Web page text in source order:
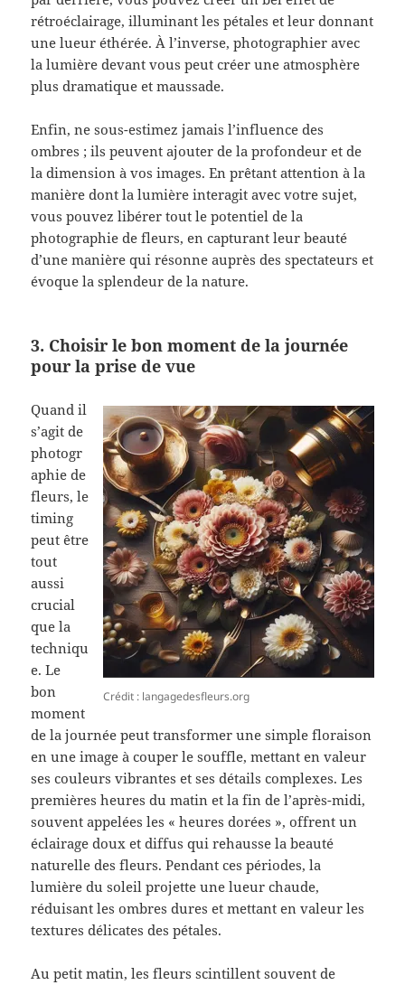
rétroéclairage, illuminant les pétales et leur donnant
une lueur éthérée. À l’inverse, photographier avec
la lumière devant vous peut créer une atmosphère
plus dramatique et maussade.
Enfin, ne sous-estimez jamais l’influence des
ombres ; ils peuvent ajouter de la profondeur et de
la dimension à vos images. En prêtant attention à la
manière dont la lumière interagit avec votre sujet,
vous pouvez libérer tout le potentiel de la
photographie de fleurs, en capturant leur beauté
d’une manière qui résonne auprès des spectateurs et
évoque la splendeur de la nature.
3. Choisir le bon moment de la journée
pour la prise de vue
Crédit : langagedesfleurs.org
Quand il
s’agit de
photogr
aphie de
fleurs, le
timing
peut être
tout
aussi
crucial
que la
techniqu
e. Le
bon
moment
de la journée peut transformer une simple floraison
en une image à couper le souffle, mettant en valeur
ses couleurs vibrantes et ses détails complexes. Les
premières heures du matin et la fin de l’après-midi,
souvent appelées les « heures dorées », offrent un
éclairage doux et diffus qui rehausse la beauté
naturelle des fleurs. Pendant ces périodes, la
lumière du soleil projette une lueur chaude,
réduisant les ombres dures et mettant en valeur les
textures délicates des pétales.
Au petit matin, les fleurs scintillent souvent de